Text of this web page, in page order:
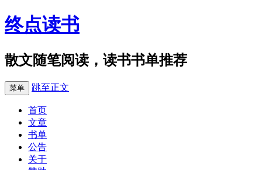
终点读书
散文随笔阅读，读书书单推荐
菜单 跳至正文
首页
文章
书单
公告
关于